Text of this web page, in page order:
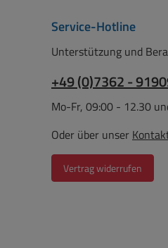
Service-Hotline
Unterstützung und
+49 (0)7362 -
Mo-Fr, 09:00 - 12.30
Oder über unser
Vertrag widerrufen